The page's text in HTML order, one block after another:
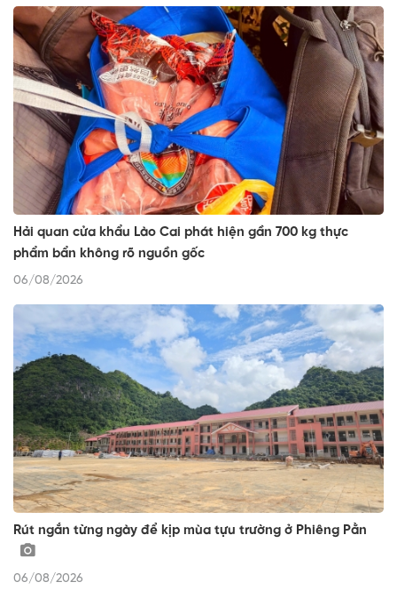
Hải quan cửa khẩu Lào Cai phát hiện gần 700 kg thực
phẩm bẩn không rõ nguồn gốc
06/08/2026
Rút ngắn từng ngày để kịp mùa tựu trường ở Phiêng Pằn
06/08/2026